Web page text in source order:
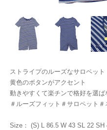
ストライプのルーズなサロペット
黄色のボタンがアクセント
動きやすくて楽チンで格好を選ば
＃ルーズフィット＃サロペット
Size： (S) L 86.5 W 43 SL 22 SH